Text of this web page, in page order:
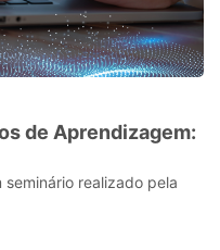
de Aprendizagem:
realizado pela